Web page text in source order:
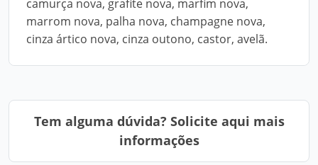
camurça nova, grafite nova, marfim nova,
marrom nova, palha nova, champagne nova,
cinza ártico nova, cinza outono, castor, avelã.
Tem alguma dúvida? Solicite aqui mais
informações